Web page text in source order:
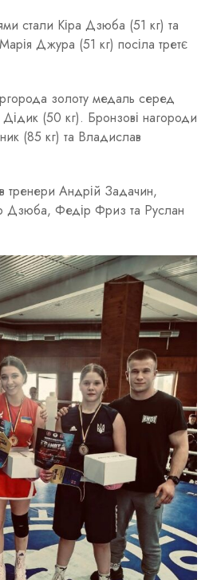
стали Кіра Дзюба (51 кг) та
Джура (51 кг) посіла третє
золоту медаль серед
(50 кг). Бронзові нагороди
(85 кг) та Владислав
тренери Андрій Задачин,
Дзюба, Федір Фриз та Руслан